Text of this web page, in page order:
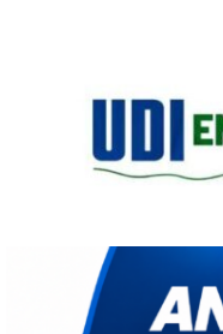
Pauta